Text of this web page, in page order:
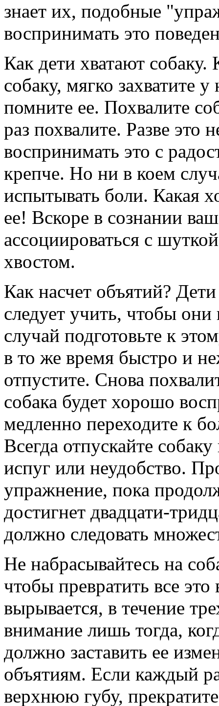
знает их, подобные
воспринимать это
Как дети хватают собаку.
собаку, мягко захватите
помните ее. Похвалите
раз похвалите. Разве это
воспринимать это с
крепче. Но ни в коем
испытывать боли. Какая
ее! Вскоре в сознании
ассоциироваться с
хвостом.
Как насчет объятий?
следует учить, чтобы они
случай подготовьте к
в то же время быстро и
отпустите. Снова
собака будет хорошо
медленно переходите к
Всегда отпускайте
испуг или неудобство.
упражнение, пока
достигнет двадцати-
должно следовать
Не набрасывайтесь на
чтобы превратить все
вырывается, в течение
внимание лишь тогда,
должно заставить ее
объятиям. Если каждый
верхнюю губу,